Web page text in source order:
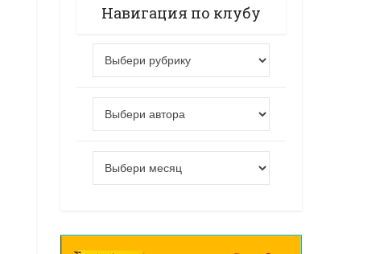
Навигация по клубу